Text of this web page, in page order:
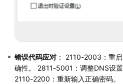
错误代码应对 ： 2110-2003：重
确性。 2811-5001：调整DNS设置
2110-2200：重新输入正确密码。